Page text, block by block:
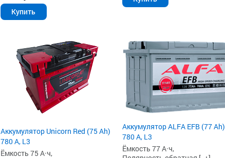
Купить
Аккумулятор Unicorn Red (75 Ah)
780 А, L3
Ёмкость 75 А·ч,
Аккумулятор ALFA EFB (77 Ah)
780 А, L3
Ёмкость 77 А·ч,